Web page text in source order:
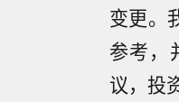
变更。
参考，
议，投